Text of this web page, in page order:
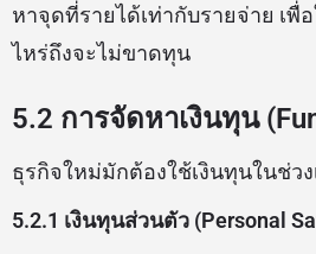
หาจุดที่รายได้เท่ากับรายจ่าย เพื่
ไหร่ถึงจะไม่ขาดทุน
5.2 การจัดหาเงินทุน
ธุรกิจใหม่มักต้องใช้เงินทุนในช่ว
5.2.1 เงินทุนส่วนตัว (Personal